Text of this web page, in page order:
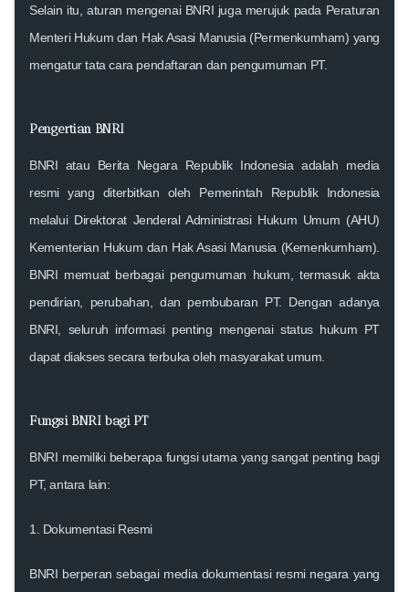
Selain itu, aturan mengenai BNRI juga merujuk pada Peraturan
Menteri Hukum dan Hak Asasi Manusia (Permenkumham) yang
mengatur tata cara pendaftaran dan pengumuman PT.
Pengertian BNRI
BNRI atau Berita Negara Republik Indonesia adalah media
resmi yang diterbitkan oleh Pemerintah Republik Indonesia
melalui Direktorat Jenderal Administrasi Hukum Umum (AHU)
Kementerian Hukum dan Hak Asasi Manusia (Kemenkumham).
BNRI memuat berbagai pengumuman hukum, termasuk akta
pendirian, perubahan, dan pembubaran PT. Dengan adanya
BNRI, seluruh informasi penting mengenai status hukum PT
dapat diakses secara terbuka oleh masyarakat umum.
Fungsi BNRI bagi PT
BNRI memiliki beberapa fungsi utama yang sangat penting bagi
PT, antara lain:
1. Dokumentasi Resmi
BNRI berperan sebagai media dokumentasi resmi negara yang